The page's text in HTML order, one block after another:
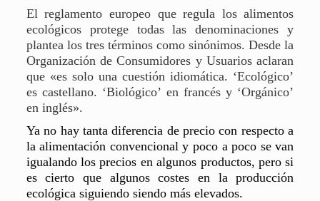
El reglamento europeo que regula los alimentos
ecológicos protege todas las denominaciones y
plantea los tres términos como sinónimos. Desde la
Organización de Consumidores y Usuarios aclaran
que «es solo una cuestión idiomática. ‘Ecológico’
es castellano. ‘Biológico’ en francés y ‘Orgánico’
en inglés».
Ya no hay tanta diferencia de precio con respecto a
la alimentación convencional y poco a poco se van
igualando los precios en algunos productos, pero si
es cierto que algunos costes en la producción
ecológica siguiendo siendo más elevados.